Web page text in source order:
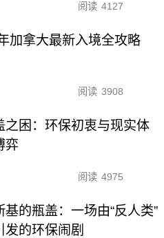
阅读 4127
加拿大最新入境全攻略
阅读 3908
之困：环保初衷与现实体
弈
阅读 4975
基的瓶盖：一场由“反人类”
发的环保闹剧